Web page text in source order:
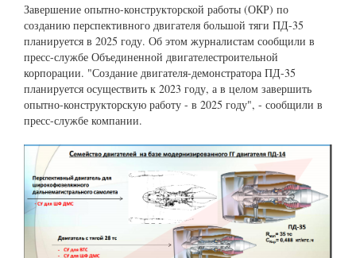
Завершение опытно-конструкторской работы (ОКР) по
созданию перспективного двигателя большой тяги ПД-35
планируется в 2025 году. Об этом журналистам сообщили в
пресс-службе Объединенной двигателестроительной
корпорации. "Создание двигателя-демонстратора ПД-35
планируется осуществить к 2023 году, а в целом завершить
опытно-конструкторскую работу - в 2025 году", - сообщили в
пресс-службе компании.